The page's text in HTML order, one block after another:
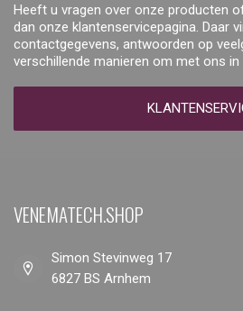
Heeft u vragen over onze producten
dan onze klantenservicepagina. Daar
contactgegevens, antwoorden op
verschillende manieren om met ons
VENEMATECH.SHOP
Simon Stevinweg 17
6827 BS Arnhem